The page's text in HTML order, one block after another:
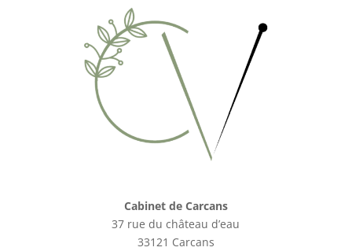
Cabinet de Carcans
37 rue du château d’eau
33121 Carcans